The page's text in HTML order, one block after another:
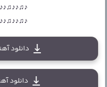
دانلود
دانلود